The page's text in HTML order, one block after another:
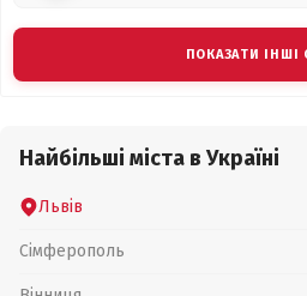
ПОКАЗАТИ ІНШІ
Найбільші міста в Україні
Львів
Сімферополь